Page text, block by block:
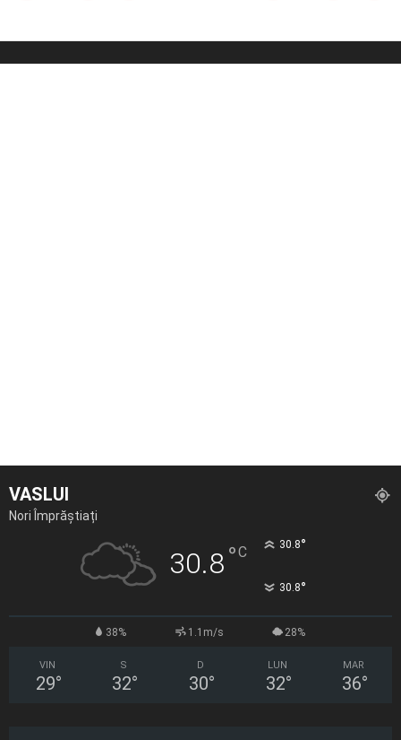
VASLUI
Nori Împrăștiați
30.8°C 30.8°
30.8°
38% 1.1m/s 28%
VIN
29°
S
32°
D
30°
LUN
32°
MAR
36°